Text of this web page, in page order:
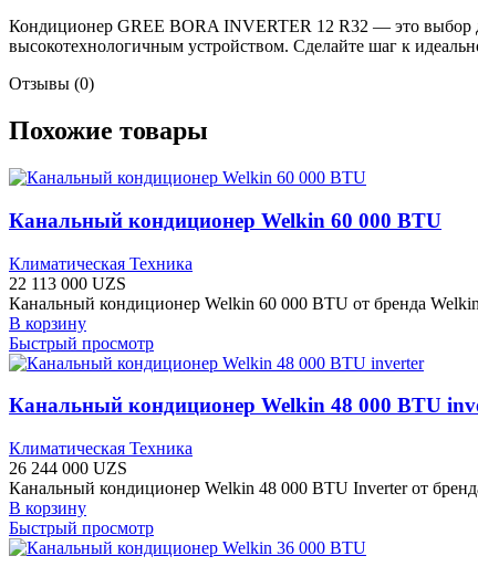
Кондиционер GREE BORA INVERTER 12 R32 — это выбор
высокотехнологичным устройством. Сделайте шаг к
Отзывы (0)
Похожие товары
Канальный кондиционер Welkin 60 000 BTU
Климатическая Техника
22 113 000 UZS
Канальный кондиционер Welkin 60 000 BTU от бренда
В корзину
Быстрый просмотр
Канальный кондиционер Welkin 48 000 BTU
Климатическая Техника
26 244 000 UZS
Канальный кондиционер Welkin 48 000 BTU Inverter от
В корзину
Быстрый просмотр